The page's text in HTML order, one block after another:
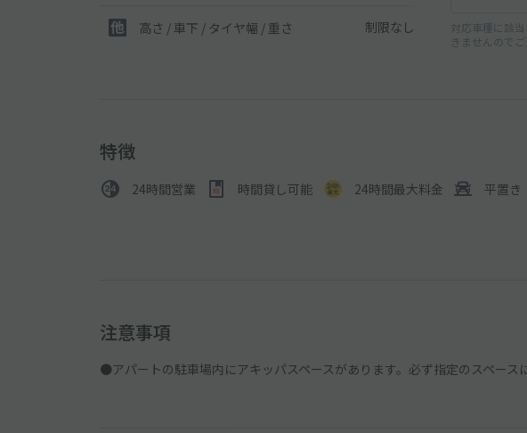
高さ / 車下 / タイヤ幅 / 重さ 制限なし
対応車種に該
きませんので
特徴
24時間営業 時間貸し可能 24時間最大料金 平置き
注意事項
●アパートの駐車場内にアキッパスペースがあります。必ず指定のスペース